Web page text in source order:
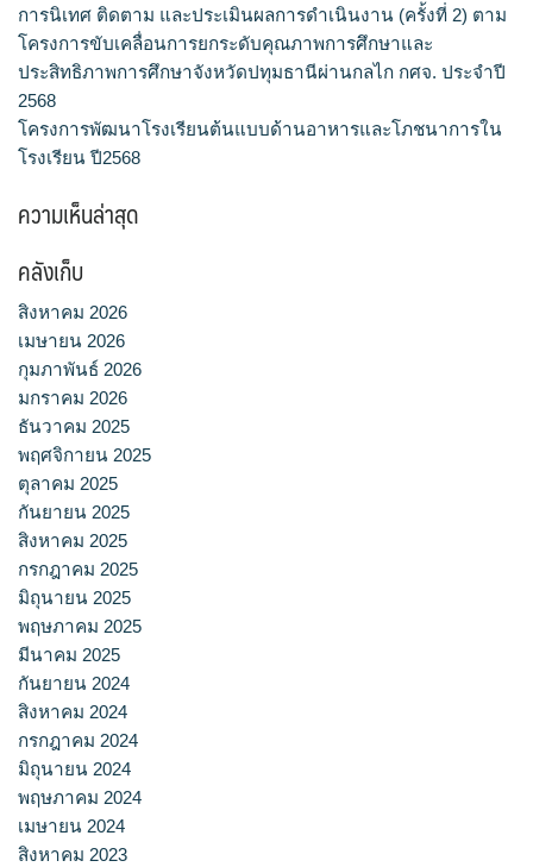
การนิเทศ ติดตาม และประเมินผลการดำเนินงาน (ครั้งที่ 2) ตาม
โครงการขับเคลื่อนการยกระดับคุณภาพการศึกษาและ
ประสิทธิภาพการศึกษาจังหวัดปทุมธานีผ่านกลไก กศจ. ประจำปี
2568
โครงการพัฒนาโรงเรียนต้นแบบด้านอาหารและโภชนาการใน
โรงเรียน ปี2568
ความเห็นล่าสุด
คลังเก็บ
สิงหาคม 2026
เมษายน 2026
กุมภาพันธ์ 2026
มกราคม 2026
ธันวาคม 2025
พฤศจิกายน 2025
ตุลาคม 2025
กันยายน 2025
สิงหาคม 2025
กรกฎาคม 2025
มิถุนายน 2025
พฤษภาคม 2025
มีนาคม 2025
กันยายน 2024
สิงหาคม 2024
กรกฎาคม 2024
มิถุนายน 2024
พฤษภาคม 2024
เมษายน 2024
สิงหาคม 2023